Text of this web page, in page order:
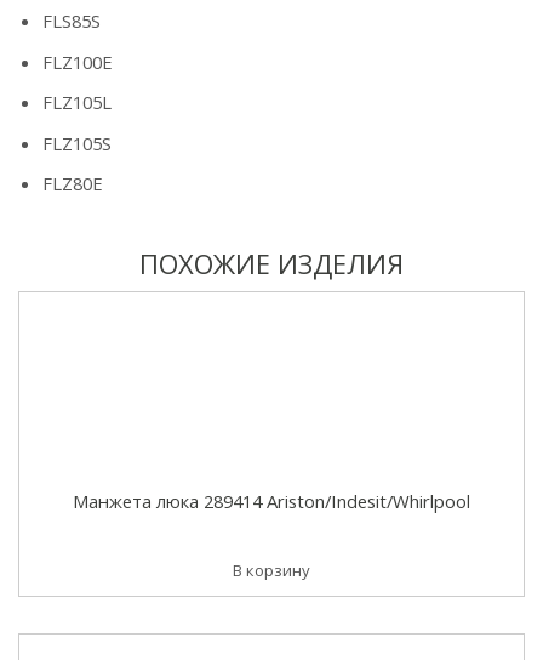
FLS85S
FLZ100E
FLZ105L
FLZ105S
FLZ80E
ПОХОЖИЕ ИЗДЕЛИЯ
Манжета люка 289414 Ariston/Indesit/Whirlpool
В корзину